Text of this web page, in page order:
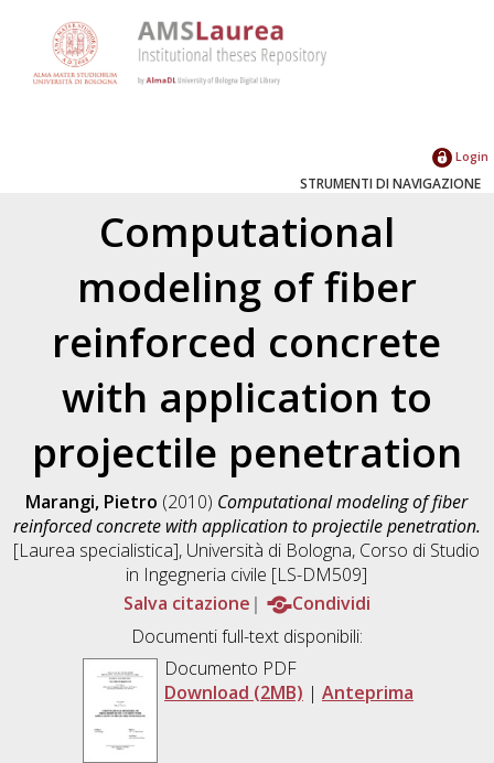
Login
STRUMENTI DI NAVIGAZIONE
Computational
modeling of fiber
reinforced concrete
with application to
projectile penetration
Marangi, Pietro (2010) Computational modeling of fiber
reinforced concrete with application to projectile penetration.
[Laurea specialistica], Università di Bologna, Corso di Studio
in Ingegneria civile [LS-DM509]
Salva citazione
Condividi
Documenti full-text disponibili:
Documento PDF
Download (2MB) | Anteprima